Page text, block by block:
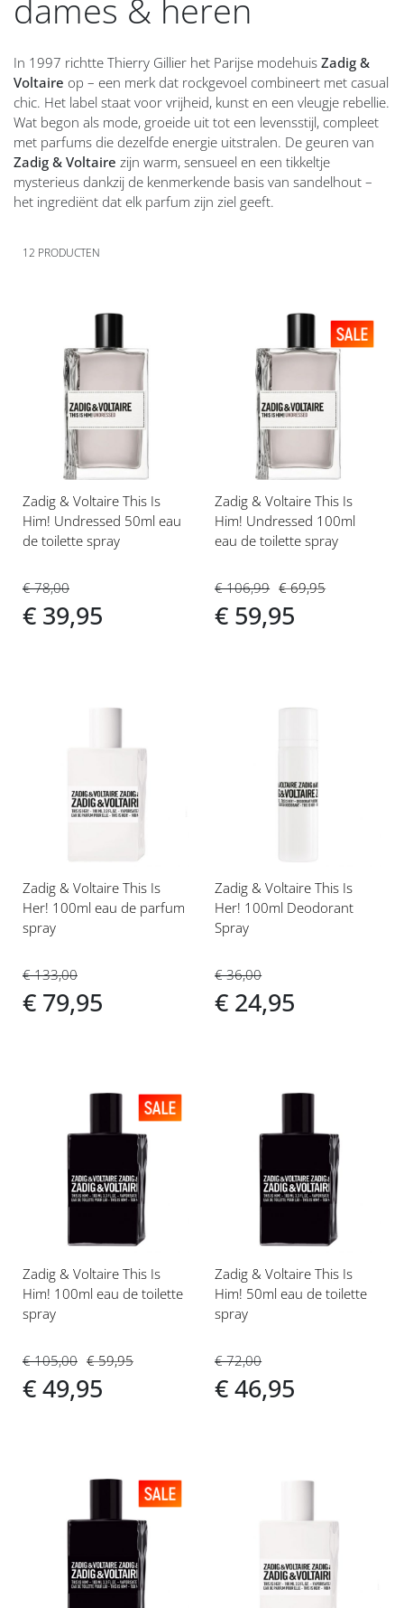
dames & heren
In 1997 richtte Thierry Gillier het Parijse modehuis Zadig &
Voltaire op – een merk dat rockgevoel combineert met casual
chic. Het label staat voor vrijheid, kunst en een vleugje rebellie.
Wat begon als mode, groeide uit tot een levensstijl, compleet
met parfums die dezelfde energie uitstralen. De geuren van
Zadig & Voltaire zijn warm, sensueel en een tikkeltje
mysterieus dankzij de kenmerkende basis van sandelhout –
het ingrediënt dat elk parfum zijn ziel geeft.
12 PRODUCTEN
Voeg
aan
verlanglijst
Zadig & Voltaire This Is
Him! Undressed 50ml eau
de toilette spray
€ 78,00
€ 39,95
Voeg
aan
verlanglijst
Zadig & Voltaire This Is
Him! Undressed 100ml
eau de toilette spray
€ 106,99
€ 59,95
€ 69,95
verlanglijst
Zadig & Voltaire This Is
Her! 100ml eau de parfum
spray
€ 133,00
€ 79,95
verlanglijst
Zadig & Voltaire This Is
Her! 100ml Deodorant
Spray
€ 36,00
€ 24,95
Voeg
verlanglijst
Zadig & Voltaire This Is
Him! 100ml eau de toilette
spray
€ 105,00
€ 49,95
€ 59,95
Voeg
verlanglijst
Zadig & Voltaire This Is
Him! 50ml eau de toilette
spray
€ 72,00
€ 46,95
verlanglijst
verlanglijst